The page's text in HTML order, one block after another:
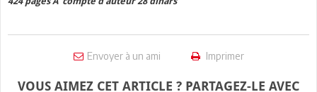
Envoyer à un ami Imprimer
VOUS AIMEZ CET ARTICLE ? PARTAGEZ-LE AVEC